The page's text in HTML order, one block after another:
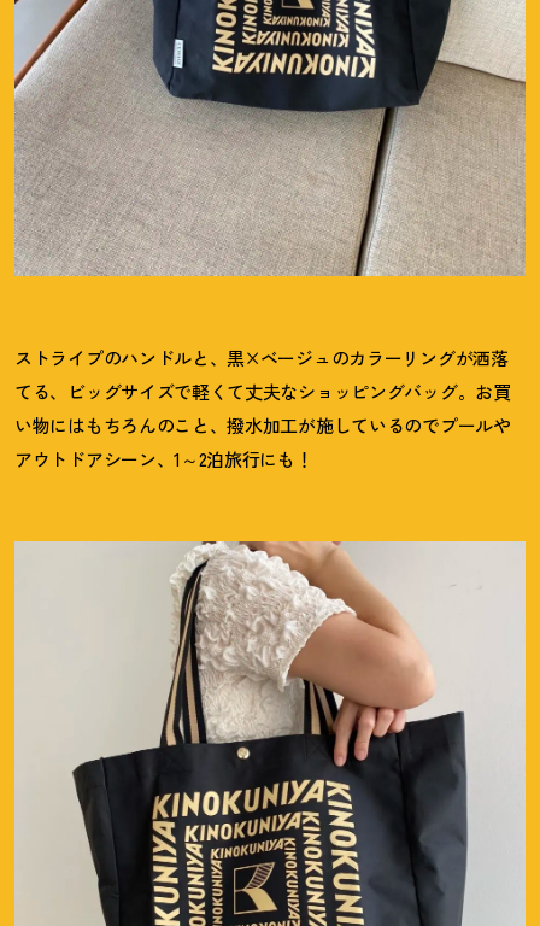
ストライプのハンドルと、黒×ベージュのカラーリングが洒落
てる、ビッグサイズで軽くて丈夫なショッピングバッグ。お買
い物にはもちろんのこと、撥水加工が施しているのでプールや
アウトドアシーン、1～2泊旅行にも ！